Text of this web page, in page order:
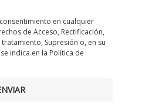
en cualquier
de Acceso, Rectificación,
Supresión o, en su
indica en la Política de